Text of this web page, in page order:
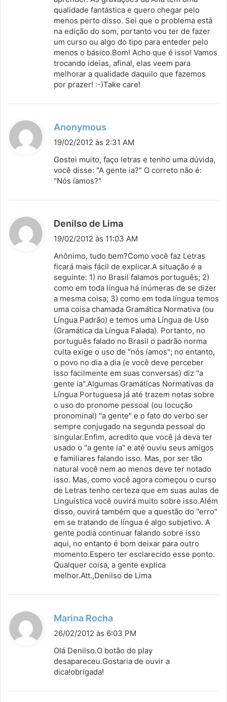
qualidade fantástica e quero chegar pelo
menos perto disso. Sei que o problema está
na edição do som, portanto vou ter de fazer
um curso ou algo do tipo para enteder pelo
menos o básico.Bom! Acho que é isso! Vamos
trocando ideias, afinal, elas veem para
melhorar a qualidade daquilo que fazemos
por prazer! :-)Take care!
Anonymous
i
s
19/02/2012 às 2:31 AM
Gostei muito, faço letras e tenho uma dúvida,
você disse: "A gente ia?" O correto não é:
"Nós íamos?"
Denilso de Lima
s
e
:
19/02/2012 às 11:03 AM
Anônimo, tudo bem?Como você faz Letras
ficará mais fácil de explicar.A situação é a
seguinte: 1) no Brasil falamos português; 2)
como em toda língua há inúmeras de se dizer
a mesma coisa; 3) como em toda língua temos
uma coisa chamada Gramática Normativa (ou
Língua Padrão) e temos uma Língua de Uso
(Gramática da Língua Falada). Portanto, no
português falado no Brasil o padrão norma
culta exige o uso de "nós íamos"; no entanto,
o povo no dia a dia (e você deve perceber
isso facilmente em suas conversas) diz "a
gente ia".Algumas Gramáticas Normativas da
Língua Portuguesa já até trazem notas sobre
o uso do pronome pessoal (ou locução
pronominal) "a gente" e o fato do verbo ser
sempre conjugado na segunda pessoal do
singular.Enfim, acredito que você já deva ter
usado o "a gente ia" e até ouviu seus amigos
e familiares falando isso. Mas, por ser tão
natural você nem ao menos deve ter notado
isso. Mas, como você agora começou o curso
de Letras tenho certeza que em suas aulas de
Linguística você ouvirá muito sobre isso.Além
disso, ouvirá também que a questão do "erro"
em se tratando de língua é algo subjetivo. A
gente podia continuar falando sobre isso
aqui, no entanto é bom deixar para outro
momento.Espero ter esclarecido esse ponto.
Qualquer coisa, a gente explica
melhor.Att.,Denilso de Lima
Marina Rocha
i
s
26/02/2012 às 6:03 PM
Olá Denilso.O botão do play
desapareceu.Gostaria de ouvir a
dica!obrigada!